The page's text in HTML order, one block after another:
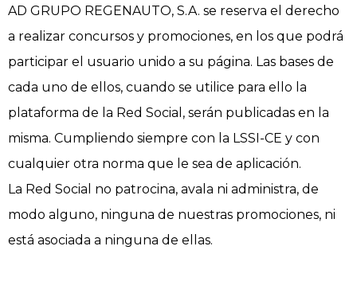
AD GRUPO REGENAUTO, S.A. se reserva el derecho
a realizar concursos y promociones, en los que podrá
participar el usuario unido a su página. Las bases de
cada uno de ellos, cuando se utilice para ello la
plataforma de la Red Social, serán publicadas en la
misma. Cumpliendo siempre con la LSSI-CE y con
cualquier otra norma que le sea de aplicación.
La Red Social no patrocina, avala ni administra, de
modo alguno, ninguna de nuestras promociones, ni
está asociada a ninguna de ellas.